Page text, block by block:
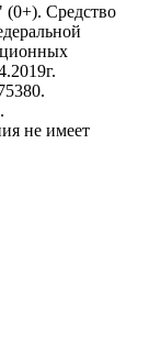
(0+). Средство
не имеет